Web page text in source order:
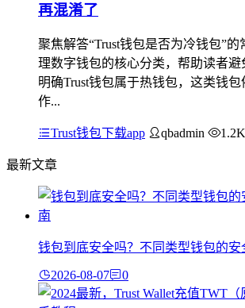
再混淆了
聚焦解答“Trust钱包是否为冷钱包”
理数字钱包的核心分类，帮助读者
明确Trust钱包属于热钱包，这类钱
作...
Trust钱包下载app qbadmin 1.2K
最新文章
钱包到底安全吗？不同类型钱包的安
2026-08-07 0